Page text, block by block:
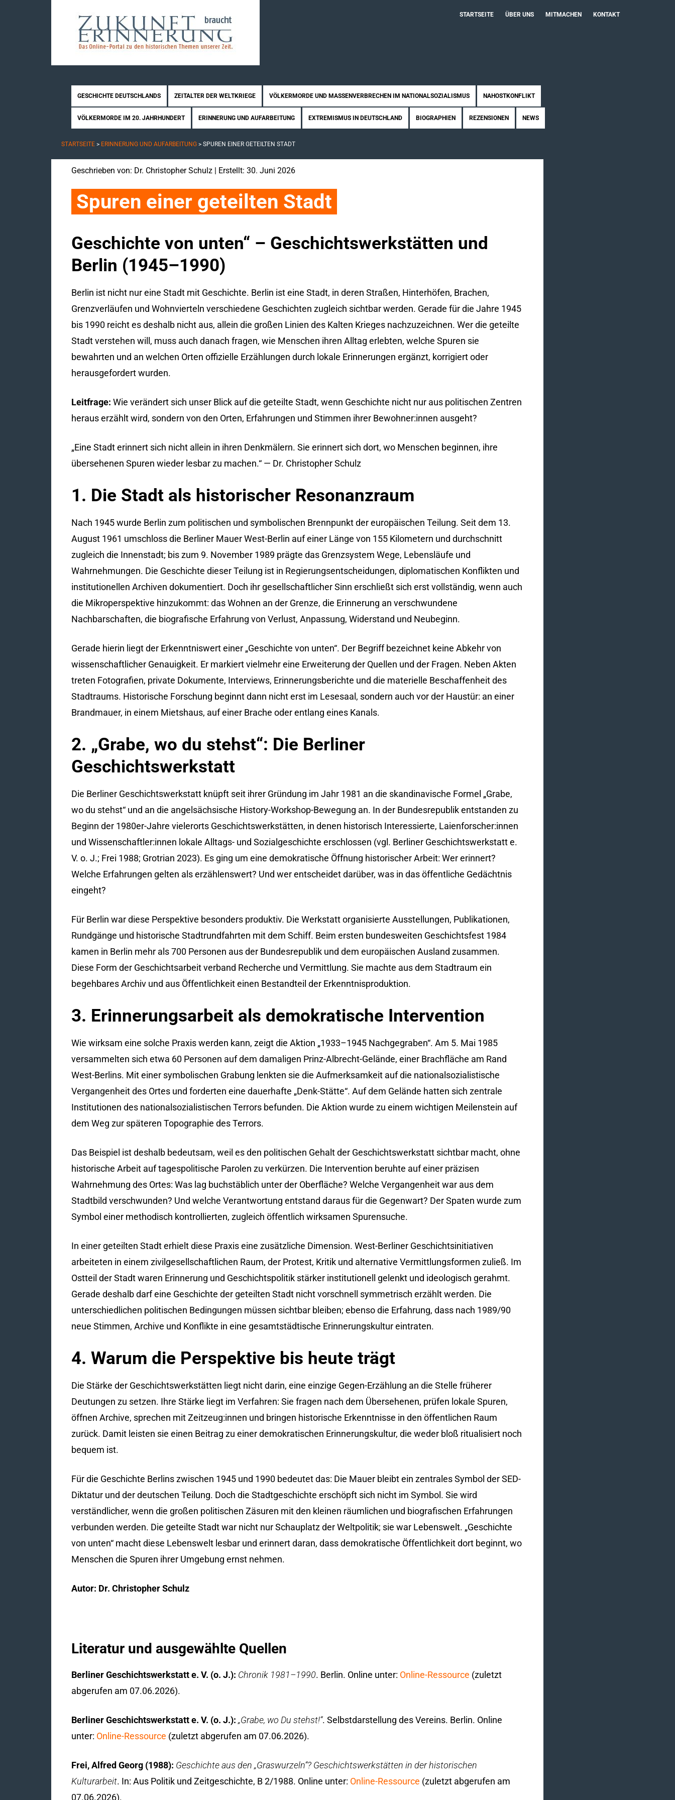
STARTSEITE ÜBER UNS MITMACHEN KONTAKT
GESCHICHTE DEUTSCHLANDS ZEITALTER DER WELTKRIEGE VÖLKERMORDE UND MASSENVERBRECHEN IM NATIONALSOZIALISMUS NAHOSTKONFLIKT
VÖLKERMORDE IM 20. JAHRHUNDERT ERINNERUNG UND AUFARBEITUNG EXTREMISMUS IN DEUTSCHLAND BIOGRAPHIEN REZENSIONEN NEWS
STARTSEITE > ERINNERUNG UND AUFARBEITUNG > SPUREN EINER GETEILTEN STADT
Geschrieben von: Dr. Christopher Schulz | Erstellt: 30. Juni 2026
Spuren einer geteilten Stadt
Geschichte von unten“ – Geschichtswerkstätten und
Berlin (1945–1990)
Berlin ist nicht nur eine Stadt mit Geschichte. Berlin ist eine Stadt, in deren Straßen, Hinterhöfen, Brachen,
Grenzverläufen und Wohnvierteln verschiedene Geschichten zugleich sichtbar werden. Gerade für die Jahre 1945
bis 1990 reicht es deshalb nicht aus, allein die großen Linien des Kalten Krieges nachzuzeichnen. Wer die geteilte
Stadt verstehen will, muss auch danach fragen, wie Menschen ihren Alltag erlebten, welche Spuren sie
bewahrten und an welchen Orten offizielle Erzählungen durch lokale Erinnerungen ergänzt, korrigiert oder
herausgefordert wurden.
Leitfrage: Wie verändert sich unser Blick auf die geteilte Stadt, wenn Geschichte nicht nur aus politischen Zentren
heraus erzählt wird, sondern von den Orten, Erfahrungen und Stimmen ihrer Bewohner:innen ausgeht?
„Eine Stadt erinnert sich nicht allein in ihren Denkmälern. Sie erinnert sich dort, wo Menschen beginnen, ihre
übersehenen Spuren wieder lesbar zu machen.“ — Dr. Christopher Schulz
1. Die Stadt als historischer Resonanzraum
Nach 1945 wurde Berlin zum politischen und symbolischen Brennpunkt der europäischen Teilung. Seit dem 13.
August 1961 umschloss die Berliner Mauer West-Berlin auf einer Länge von 155 Kilometern und durchschnitt
zugleich die Innenstadt; bis zum 9. November 1989 prägte das Grenzsystem Wege, Lebensläufe und
Wahrnehmungen. Die Geschichte dieser Teilung ist in Regierungsentscheidungen, diplomatischen Konflikten und
institutionellen Archiven dokumentiert. Doch ihr gesellschaftlicher Sinn erschließt sich erst vollständig, wenn auch
die Mikroperspektive hinzukommt: das Wohnen an der Grenze, die Erinnerung an verschwundene
Nachbarschaften, die biografische Erfahrung von Verlust, Anpassung, Widerstand und Neubeginn.
Gerade hierin liegt der Erkenntniswert einer „Geschichte von unten“. Der Begriff bezeichnet keine Abkehr von
wissenschaftlicher Genauigkeit. Er markiert vielmehr eine Erweiterung der Quellen und der Fragen. Neben Akten
treten Fotografien, private Dokumente, Interviews, Erinnerungsberichte und die materielle Beschaffenheit des
Stadtraums. Historische Forschung beginnt dann nicht erst im Lesesaal, sondern auch vor der Haustür: an einer
Brandmauer, in einem Mietshaus, auf einer Brache oder entlang eines Kanals.
2. „Grabe, wo du stehst“: Die Berliner
Geschichtswerkstatt
Die Berliner Geschichtswerkstatt knüpft seit ihrer Gründung im Jahr 1981 an die skandinavische Formel „Grabe,
wo du stehst“ und an die angelsächsische History-Workshop-Bewegung an. In der Bundesrepublik entstanden zu
Beginn der 1980er-Jahre vielerorts Geschichtswerkstätten, in denen historisch Interessierte, Laienforscher:innen
und Wissenschaftler:innen lokale Alltags- und Sozialgeschichte erschlossen (vgl. Berliner Geschichtswerkstatt e.
V. o. J.; Frei 1988; Grotrian 2023). Es ging um eine demokratische Öffnung historischer Arbeit: Wer erinnert?
Welche Erfahrungen gelten als erzählenswert? Und wer entscheidet darüber, was in das öffentliche Gedächtnis
eingeht?
Für Berlin war diese Perspektive besonders produktiv. Die Werkstatt organisierte Ausstellungen, Publikationen,
Rundgänge und historische Stadtrundfahrten mit dem Schiff. Beim ersten bundesweiten Geschichtsfest 1984
kamen in Berlin mehr als 700 Personen aus der Bundesrepublik und dem europäischen Ausland zusammen.
Diese Form der Geschichtsarbeit verband Recherche und Vermittlung. Sie machte aus dem Stadtraum ein
begehbares Archiv und aus Öffentlichkeit einen Bestandteil der Erkenntnisproduktion.
3. Erinnerungsarbeit als demokratische Intervention
Wie wirksam eine solche Praxis werden kann, zeigt die Aktion „1933–1945 Nachgegraben“. Am 5. Mai 1985
versammelten sich etwa 60 Personen auf dem damaligen Prinz-Albrecht-Gelände, einer Brachfläche am Rand
West-Berlins. Mit einer symbolischen Grabung lenkten sie die Aufmerksamkeit auf die nationalsozialistische
Vergangenheit des Ortes und forderten eine dauerhafte „Denk-Stätte“. Auf dem Gelände hatten sich zentrale
Institutionen des nationalsozialistischen Terrors befunden. Die Aktion wurde zu einem wichtigen Meilenstein auf
dem Weg zur späteren Topographie des Terrors.
Das Beispiel ist deshalb bedeutsam, weil es den politischen Gehalt der Geschichtswerkstatt sichtbar macht, ohne
historische Arbeit auf tagespolitische Parolen zu verkürzen. Die Intervention beruhte auf einer präzisen
Wahrnehmung des Ortes: Was lag buchstäblich unter der Oberfläche? Welche Vergangenheit war aus dem
Stadtbild verschwunden? Und welche Verantwortung entstand daraus für die Gegenwart? Der Spaten wurde zum
Symbol einer methodisch kontrollierten, zugleich öffentlich wirksamen Spurensuche.
In einer geteilten Stadt erhielt diese Praxis eine zusätzliche Dimension. West-Berliner Geschichtsinitiativen
arbeiteten in einem zivilgesellschaftlichen Raum, der Protest, Kritik und alternative Vermittlungsformen zuließ. Im
Ostteil der Stadt waren Erinnerung und Geschichtspolitik stärker institutionell gelenkt und ideologisch gerahmt.
Gerade deshalb darf eine Geschichte der geteilten Stadt nicht vorschnell symmetrisch erzählt werden. Die
unterschiedlichen politischen Bedingungen müssen sichtbar bleiben; ebenso die Erfahrung, dass nach 1989/90
neue Stimmen, Archive und Konflikte in eine gesamtstädtische Erinnerungskultur eintraten.
4. Warum die Perspektive bis heute trägt
Die Stärke der Geschichtswerkstätten liegt nicht darin, eine einzige Gegen-Erzählung an die Stelle früherer
Deutungen zu setzen. Ihre Stärke liegt im Verfahren: Sie fragen nach dem Übersehenen, prüfen lokale Spuren,
öffnen Archive, sprechen mit Zeitzeug:innen und bringen historische Erkenntnisse in den öffentlichen Raum
zurück. Damit leisten sie einen Beitrag zu einer demokratischen Erinnerungskultur, die weder bloß ritualisiert noch
bequem ist.
Für die Geschichte Berlins zwischen 1945 und 1990 bedeutet das: Die Mauer bleibt ein zentrales Symbol der SED-
Diktatur und der deutschen Teilung. Doch die Stadtgeschichte erschöpft sich nicht im Symbol. Sie wird
verständlicher, wenn die großen politischen Zäsuren mit den kleinen räumlichen und biografischen Erfahrungen
verbunden werden. Die geteilte Stadt war nicht nur Schauplatz der Weltpolitik; sie war Lebenswelt. „Geschichte
von unten“ macht diese Lebenswelt lesbar und erinnert daran, dass demokratische Öffentlichkeit dort beginnt, wo
Menschen die Spuren ihrer Umgebung ernst nehmen.
Autor: Dr. Christopher Schulz
Literatur und ausgewählte Quellen
Berliner Geschichtswerkstatt e. V. (o. J.): Chronik 1981–1990. Berlin. Online unter: Online-Ressource (zuletzt
abgerufen am 07.06.2026).
Berliner Geschichtswerkstatt e. V. (o. J.): „Grabe, wo Du stehst!“. Selbstdarstellung des Vereins. Berlin. Online
unter: Online-Ressource (zuletzt abgerufen am 07.06.2026).
Frei, Alfred Georg (1988): Geschichte aus den „Graswurzeln“? Geschichtswerkstätten in der historischen
Kulturarbeit. In: Aus Politik und Zeitgeschichte, B 2/1988. Online unter: Online-Ressource (zuletzt abgerufen am
07.06.2026).